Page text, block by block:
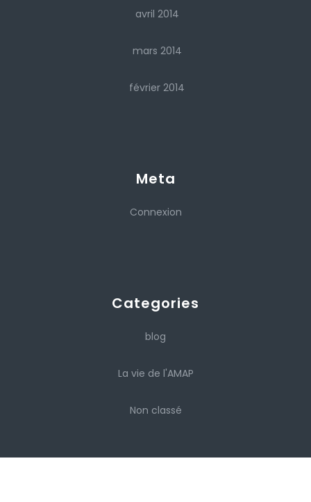
avril 2014
mars 2014
février 2014
Meta
Connexion
Categories
blog
La vie de l'AMAP
Non classé